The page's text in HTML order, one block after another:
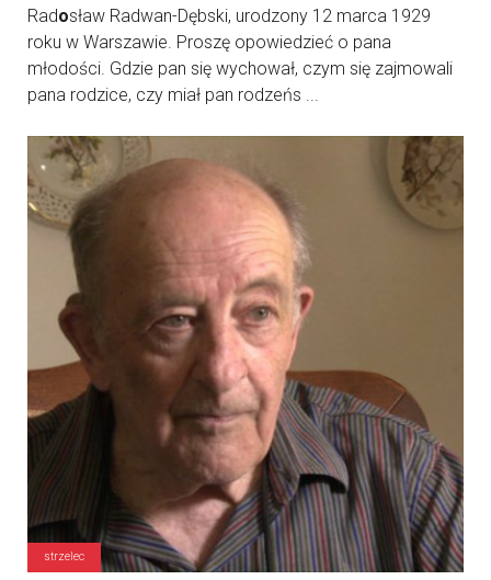
Radosław Radwan-Dębski, urodzony 12 marca 1929
roku w Warszawie. Proszę opowiedzieć o pana
młodości. Gdzie pan się wychował, czym się zajmowali
pana rodzice, czy miał pan rodzeńs ...
strzelec